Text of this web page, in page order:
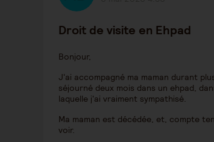
Droit de visite en Ehpad
Bonjour,
J'ai accompagné ma maman durant
séjourné deux mois dans un ehpad,
laquelle j'ai vraiment sympathisé.
Ma maman est décédée, et, compte
voir.